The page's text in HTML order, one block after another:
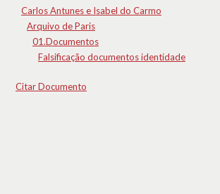
Carlos Antunes e Isabel do Carmo
Arquivo de Paris
01.Documentos
Falsificação documentos identidade
Citar Documento